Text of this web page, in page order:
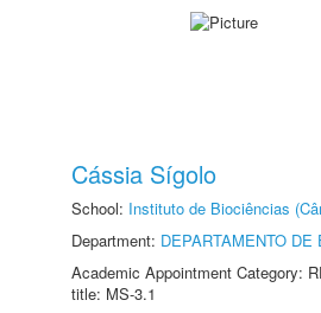
Cássia Sígolo
School: Instituto de Biociências
Department: DEPARTAMENTO DE
Academic Appointment Category:
title: MS-3.1